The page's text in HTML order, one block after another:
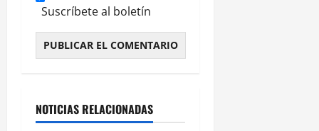
Suscríbete al boletín
NOTICIAS RELACIONADAS